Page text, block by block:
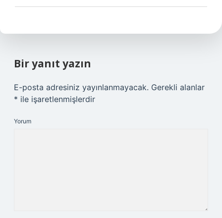
Bir yanıt yazın
E-posta adresiniz yayınlanmayacak. Gerekli alanlar
* ile işaretlenmişlerdir
Yorum